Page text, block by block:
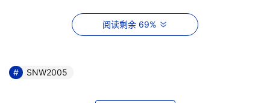
EMC公司在大会上推出了EMC Invista网络存储虚拟化解
决方案。这是EMC公司首次发布虚拟化产品，旨在帮助用
营中获得超额商业价值。EMC Invista网络存储虚拟解决方
阅读剩余 69%
SNW2005